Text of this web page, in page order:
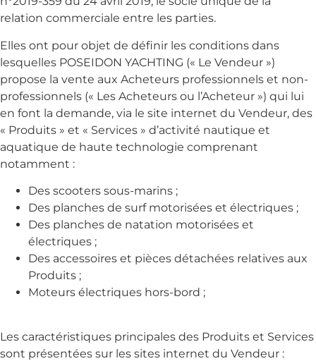
relation commerciale entre les parties.
Elles ont pour objet de définir les conditions dans
lesquelles POSEIDON YACHTING (« Le Vendeur »)
propose la vente aux Acheteurs professionnels et non-
professionnels (« Les Acheteurs ou l’Acheteur ») qui lui
en font la demande, via le site internet du Vendeur, des
« Produits » et « Services » d’activité nautique et
aquatique de haute technologie comprenant
notamment :
Des scooters sous-marins ;
Des planches de surf motorisées et électriques ;
Des planches de natation motorisées et
électriques ;
Des accessoires et pièces détachées relatives aux
Produits ;
Moteurs électriques hors-bord ;
Les caractéristiques principales des Produits et Services
sont présentées sur les sites internet du Vendeur :